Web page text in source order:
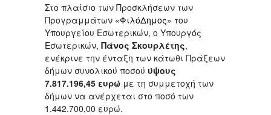
Στο πλαίσιο των Προσκλήσεων των
Προγραμμάτων «ΦιλόΔημος» του
Υπουργείου Εσωτερικών, ο Υπουργός
Εσωτερικών, Πάνος Σκουρλέτης,
ενέκρινε την ένταξη των κάτωθι Πράξεων
δήμων συνολικού ποσού ύψους
7.817.196,45 ευρώ με τη συμμετοχή των
δήμων να ανέρχεται στο ποσό των
1.442.700,00 ευρώ.